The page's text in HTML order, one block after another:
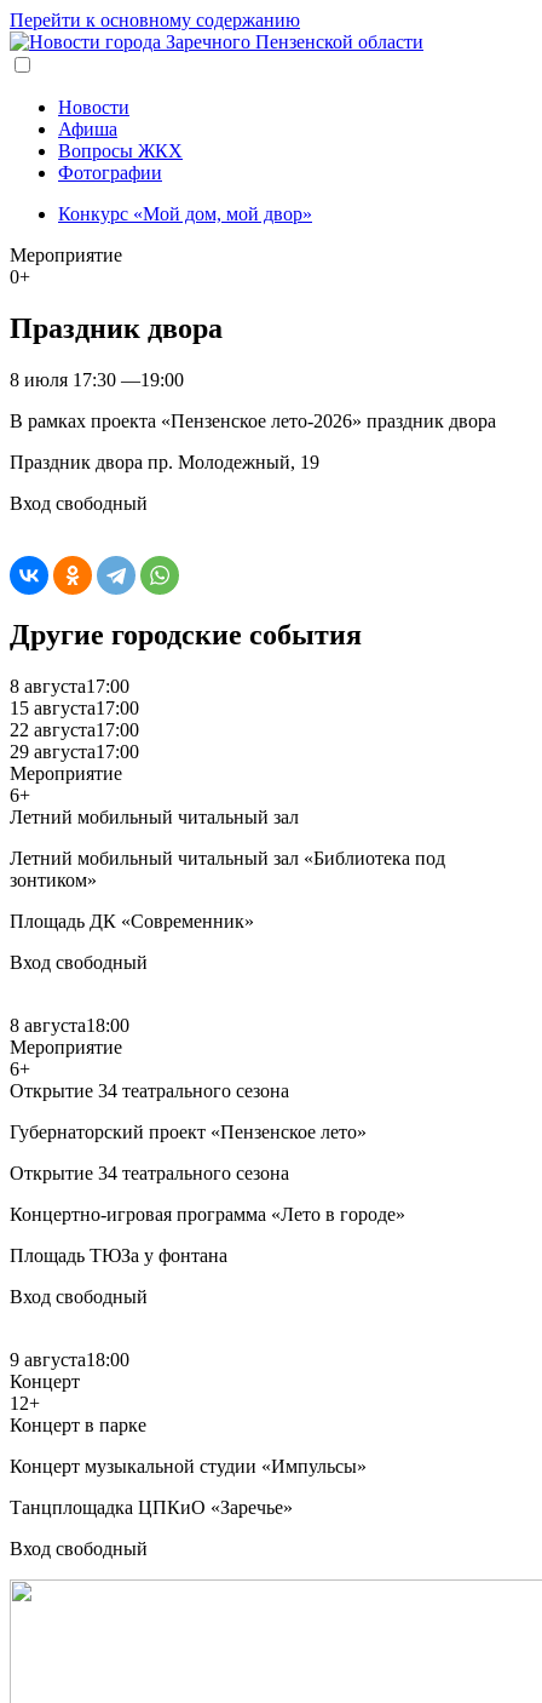
Перейти к основному содержанию
Новости
Афиша
Вопросы ЖКХ
Фотографии
Конкурс «Мой дом, мой двор»
Мероприятие
0+
Праздник двора
8 июля 17:30 —19:00
В рамках проекта «Пензенское лето-2026» праздник двора
Праздник двора пр. Молодежный, 19
Вход свободный
Другие городские события
8 августа17:00
15 августа17:00
22 августа17:00
29 августа17:00
Мероприятие
6+
Летний мобильный читальный зал
Летний мобильный читальный зал «Библиотека под
зонтиком»
Площадь ДК «Современник»
Вход свободный
8 августа18:00
Мероприятие
6+
Открытие 34 театрального сезона
Губернаторский проект «Пензенское лето»
Открытие 34 театрального сезона
Концертно-игровая программа «Лето в городе»
Площадь ТЮЗа у фонтана
Вход свободный
9 августа18:00
Концерт
12+
Концерт в парке
Концерт музыкальной студии «Импульсы»
Танцплощадка ЦПКиО «Заречье»
Вход свободный